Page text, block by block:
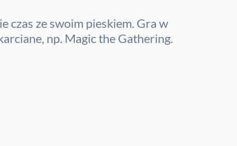
czas ze swoim pieskiem. Gra w
np. Magic the Gathering.